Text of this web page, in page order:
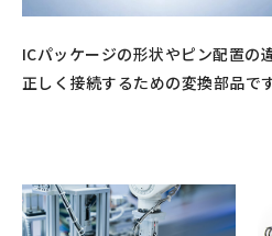
ICパッケージの形状やピン配置の
正しく接続するための変換部品です